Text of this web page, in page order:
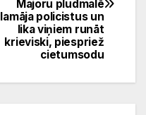
Majoru pludmalē
lamāja policistus un
lika viņiem runāt
krieviski, piespriež
cietumsodu